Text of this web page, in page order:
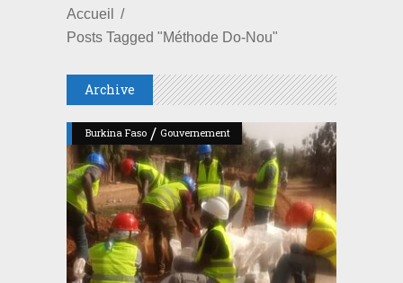
Accueil
Posts Tagged "méthode Do-Nou"
Archive
Burkina Faso / Gouvernement